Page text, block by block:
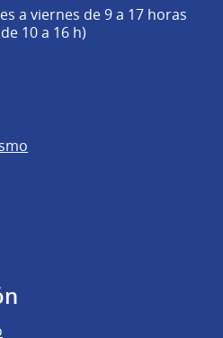
a viernes de 9 a 17 horas
10 a 16 h)